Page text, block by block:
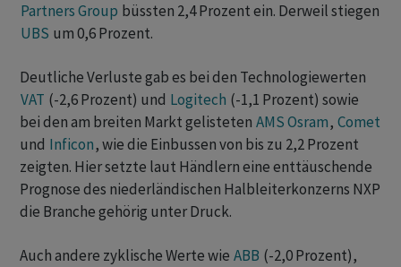
Partners Group büssten 2,4 Prozent ein. Derweil stiegen
UBS um 0,6 Prozent.
Deutliche Verluste gab es bei den Technologiewerten
VAT (-2,6 Prozent) und Logitech (-1,1 Prozent) sowie
bei den am breiten Markt gelisteten AMS Osram, Comet
und Inficon, wie die Einbussen von bis zu 2,2 Prozent
zeigten. Hier setzte laut Händlern eine enttäuschende
Prognose des niederländischen Halbleiterkonzerns NXP
die Branche gehörig unter Druck.
Auch andere zyklische Werte wie ABB (-2,0 Prozent),